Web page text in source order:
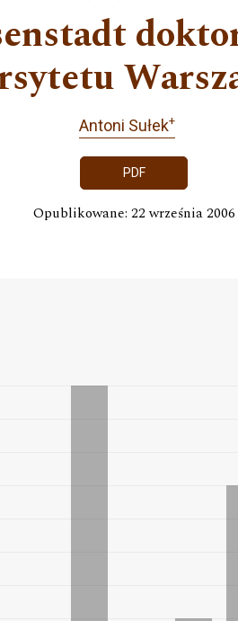
Antoni Sułek+
PDF
Opublikowane: 22 września 2006